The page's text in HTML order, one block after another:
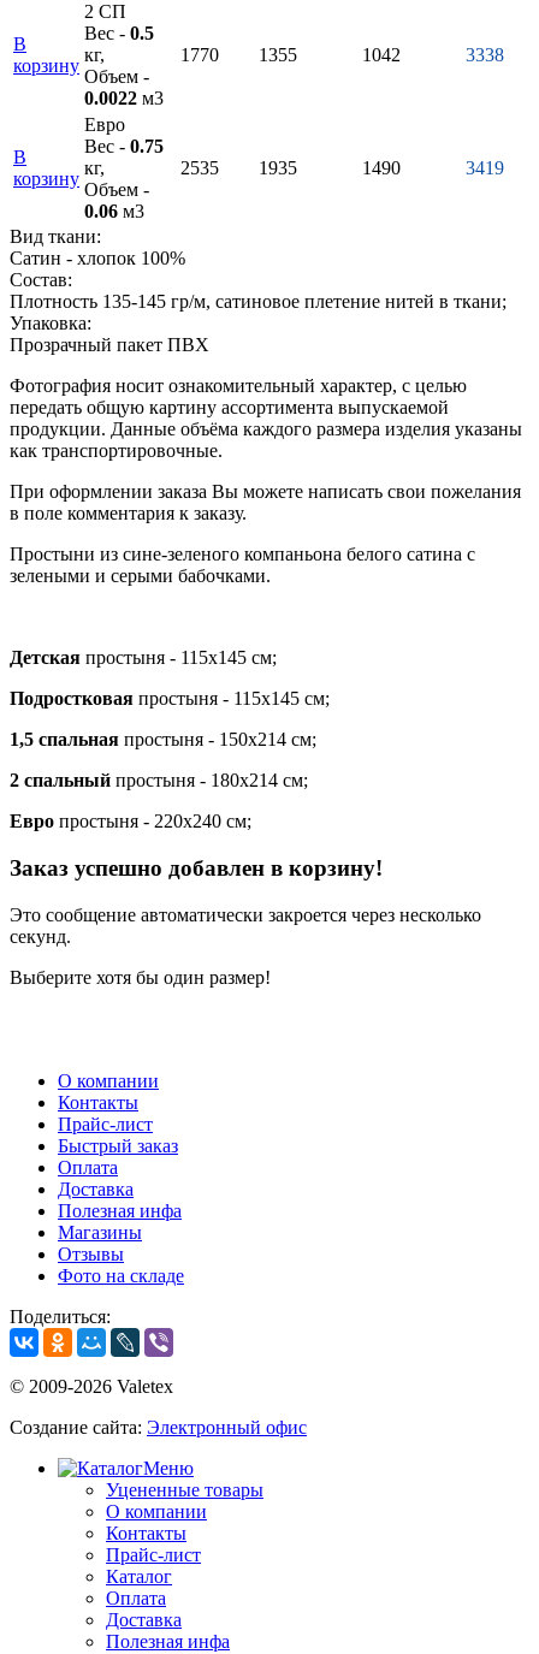
В
корзину
2 СП
Вес - 0.5
кг,
Объем -
0.0022 м3
1770 1355 1042 3338
В
корзину
Евро
Вес - 0.75
кг,
Объем -
0.06 м3
2535 1935 1490 3419
Вид ткани:
Сатин - хлопок 100%
Состав:
Плотность 135-145 гр/м, сатиновое плетение нитей в ткани;
Упаковка:
Прозрачный пакет ПВХ
Фотография носит ознакомительный характер, с целью
передать общую картину ассортимента выпускаемой
продукции. Данные объёма каждого размера изделия указаны
как транспортировочные.
При оформлении заказа Вы можете написать свои пожелания
в поле комментария к заказу.
Простыни из сине-зеленого компаньона белого сатина с
зелеными и серыми бабочками.
Детская простыня - 115х145 см;
Подростковая простыня - 115х145 см;
1,5 спальная простыня - 150х214 см;
2 спальный простыня - 180х214 см;
Евро простыня - 220х240 см;
Заказ успешно добавлен в корзину!
Это сообщение автоматически закроется через несколько
секунд.
Выберите хотя бы один размер!
О компании
Контакты
Прайс-лист
Быстрый заказ
Оплата
Доставка
Полезная инфа
Магазины
Отзывы
Фото на складе
Поделиться:
© 2009-2026 Valetex
Создание сайта: Электронный офис
Меню
Уцененные товары
О компании
Контакты
Прайс-лист
Каталог
Оплата
Доставка
Полезная инфа